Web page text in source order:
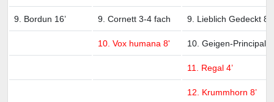
9. Bordun 16’ 9. Cornett 3-4 fach 9. Lieblich Gedeckt 8’
10. Vox humana 8' 10. Geigen-Principal
11. Regal 4’
12. Krummhorn 8’